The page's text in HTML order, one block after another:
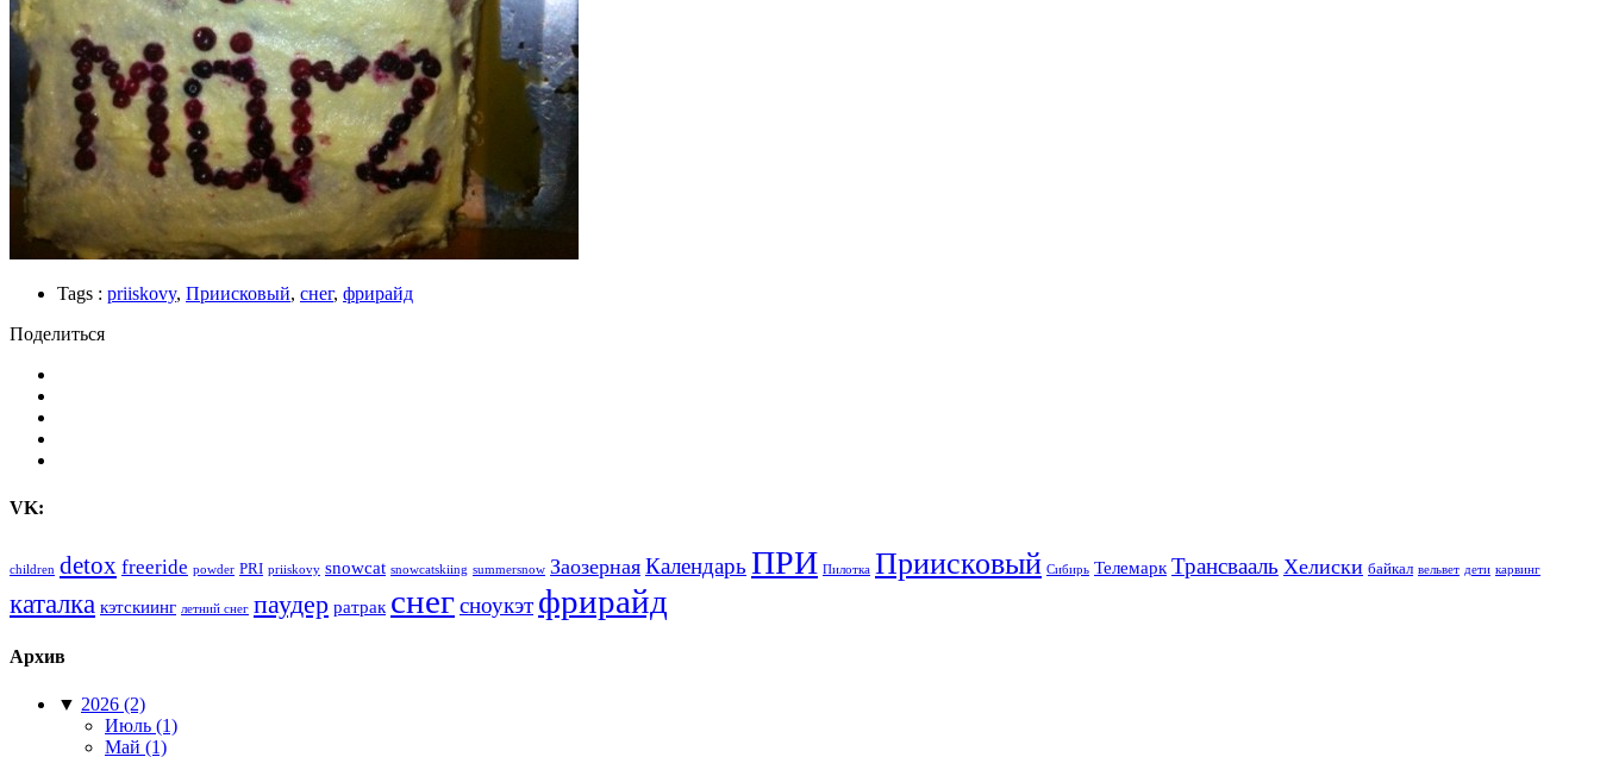
Tags : priiskovy, Приисковый, снег, фрирайд
Поделиться
VK:
children detox freeride powder PRI priiskovy snowcat snowcatskiing summersnow Заозерная Календарь ПРИ Пилотка Приисковый Сибирь Телемарк Трансвааль Хелиски байкал вельвет дети карвинг
каталка кэтскиинг летний снег паудер ратрак снегсноукэт фрирайд
Архив
▼ 2026 (2)
Июль (1)
Май (1)